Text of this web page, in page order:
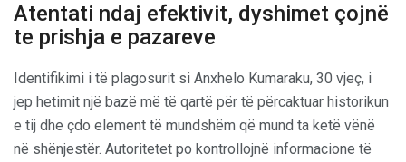
Atentati ndaj efektivit, dyshimet çojnë
te prishja e pazareve
Identifikimi i të plagosurit si Anxhelo Kumaraku, 30 vjeç, i
jep hetimit një bazë më të qartë për të përcaktuar historikun
e tij dhe çdo element të mundshëm që mund ta ketë vënë
në shënjestër. Autoritetet po kontrollojnë informacione të